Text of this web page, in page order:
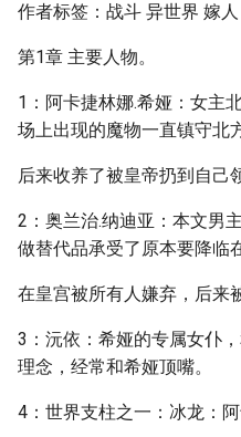
作者标签：战斗 异世界 嫁
第1章 主要人物。
1：阿卡捷林娜.希娅：女主
场上出现的魔物一直镇守北
后来收养了被皇帝扔到自己
2：奥兰治.纳迪亚：本文男
做替代品承受了原本要降临
在皇宫被所有人嫌弃，后来
3：沅依：希娅的专属女仆
理念，经常和希娅顶嘴。
4：世界支柱之一：冰龙：